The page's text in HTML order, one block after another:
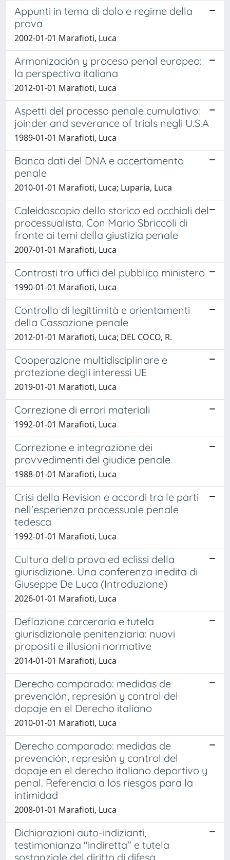
Appunti in tema di dolo e regime della
prova
2002-01-01 Marafioti, Luca
Armonización y proceso penal europeo:
la perspectiva italiana
2012-01-01 Marafioti, Luca
Aspetti del processo penale cumulativo:
joinder and severance of trials negli U.S.A
1989-01-01 Marafioti, Luca
Banca dati del DNA e accertamento
penale
2010-01-01 Marafioti, Luca; Luparia, Luca
Caleidoscopio dello storico ed occhiali del
processualista. Con Mario Sbriccoli di
fronte ai temi della giustizia penale
2007-01-01 Marafioti, Luca
Contrasti tra uffici del pubblico ministero
1990-01-01 Marafioti, Luca
Controllo di legittimità e orientamenti
della Cassazione penale
2012-01-01 Marafioti, Luca; DEL COCO, R.
Cooperazione multidisciplinare e
protezione degli interessi UE
2019-01-01 Marafioti, Luca
Correzione di errori materiali
1992-01-01 Marafioti, Luca
Correzione e integrazione dei
provvedimenti del giudice penale
1988-01-01 Marafioti, Luca
Crisi della Revision e accordi tra le parti
nell'esperienza processuale penale
tedesca
1992-01-01 Marafioti, Luca
Cultura della prova ed eclissi della
giurisdizione. Una conferenza inedita di
Giuseppe De Luca (Introduzione)
2026-01-01 Marafioti, Luca
Deflazione carceraria e tutela
giurisdizionale penitenziaria: nuovi
propositi e illusioni normative
2014-01-01 Marafioti, Luca
Derecho comparado: medidas de
prevención, represión y control del
dopaje en el Derecho italiano
2010-01-01 Marafioti, Luca
Derecho comparado: medidas de
prevención, represión y control del
dopaje en el derecho italiano deportivo y
penal. Referencia a los riesgos para la
intimidad
2008-01-01 Marafioti, Luca
Dichiarazioni auto-indizianti,
testimonianza "indiretta" e tutela
sostanziale del diritto di difesa